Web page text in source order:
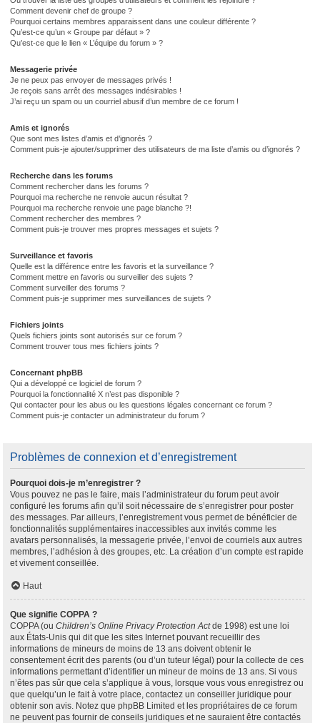
Comment devenir chef de groupe ?
Pourquoi certains membres apparaissent dans une couleur différente ?
Qu’est-ce qu’un « Groupe par défaut » ?
Qu’est-ce que le lien « L’équipe du forum » ?
Messagerie privée
Je ne peux pas envoyer de messages privés !
Je reçois sans arrêt des messages indésirables !
J’ai reçu un spam ou un courriel abusif d’un membre de ce forum !
Amis et ignorés
Que sont mes listes d’amis et d’ignorés ?
Comment puis-je ajouter/supprimer des utilisateurs de ma liste d’amis ou d’ignorés ?
Recherche dans les forums
Comment rechercher dans les forums ?
Pourquoi ma recherche ne renvoie aucun résultat ?
Pourquoi ma recherche renvoie une page blanche ?!
Comment rechercher des membres ?
Comment puis-je trouver mes propres messages et sujets ?
Surveillance et favoris
Quelle est la différence entre les favoris et la surveillance ?
Comment mettre en favoris ou surveiller des sujets ?
Comment surveiller des forums ?
Comment puis-je supprimer mes surveillances de sujets ?
Fichiers joints
Quels fichiers joints sont autorisés sur ce forum ?
Comment trouver tous mes fichiers joints ?
Concernant phpBB
Qui a développé ce logiciel de forum ?
Pourquoi la fonctionnalité X n’est pas disponible ?
Qui contacter pour les abus ou les questions légales concernant ce forum ?
Comment puis-je contacter un administrateur du forum ?
Problèmes de connexion et d’enregistrement
Pourquoi dois-je m’enregistrer ?
Vous pouvez ne pas le faire, mais l’administrateur du forum peut avoir
configuré les forums afin qu’il soit nécessaire de s’enregistrer pour poster
des messages. Par ailleurs, l’enregistrement vous permet de bénéficier de
fonctionnalités supplémentaires inaccessibles aux invités comme les
avatars personnalisés, la messagerie privée, l’envoi de courriels aux autres
membres, l’adhésion à des groupes, etc. La création d’un compte est rapide
et vivement conseillée.
Haut
Que signifie COPPA ?
COPPA (ou Children’s Online Privacy Protection Actde 1998) est une loi
aux États-Unis qui dit que les sites Internet pouvant recueillir des
informations de mineurs de moins de 13 ans doivent obtenir le
consentement écrit des parents (ou d’un tuteur légal) pour la collecte de ces
informations permettant d’identifier un mineur de moins de 13 ans. Si vous
n’êtes pas sûr que cela s’applique à vous, lorsque vous vous enregistrez ou
que quelqu’un le fait à votre place, contactez un conseiller juridique pour
obtenir son avis. Notez que phpBB Limited et les propriétaires de ce forum
ne peuvent pas fournir de conseils juridiques et ne sauraient être contactés